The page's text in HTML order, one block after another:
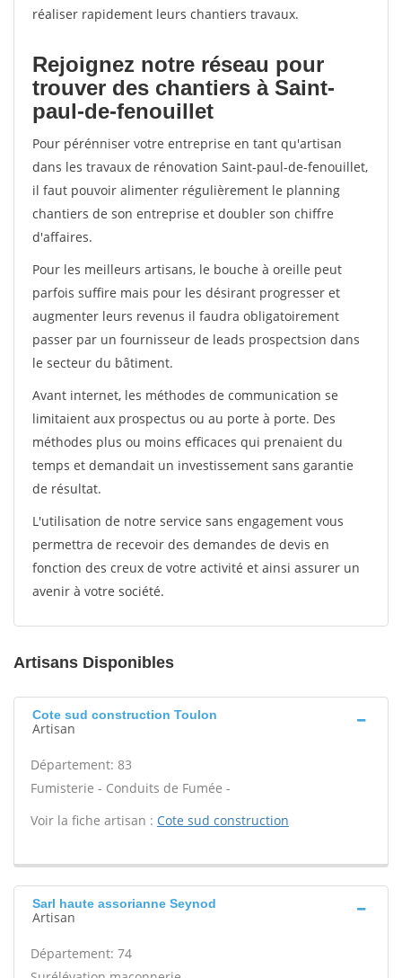
réaliser rapidement leurs chantiers travaux.
Rejoignez notre réseau pour
trouver des chantiers à Saint-
paul-de-fenouillet
Pour pérénniser votre entreprise en tant qu'artisan
dans les travaux de rénovation Saint-paul-de-fenouillet,
il faut pouvoir alimenter régulièrement le planning
chantiers de son entreprise et doubler son chiffre
d'affaires.
Pour les meilleurs artisans, le bouche à oreille peut
parfois suffire mais pour les désirant progresser et
augmenter leurs revenus il faudra obligatoirement
passer par un fournisseur de leads prospectsion dans
le secteur du bâtiment.
Avant internet, les méthodes de communication se
limitaient aux prospectus ou au porte à porte. Des
méthodes plus ou moins efficaces qui prenaient du
temps et demandait un investissement sans garantie
de résultat.
L'utilisation de notre service sans engagement vous
permettra de recevoir des demandes de devis en
fonction des creux de votre activité et ainsi assurer un
avenir à votre société.
Artisans Disponibles
Cote sud construction Toulon
Artisan
Département: 83
Fumisterie - Conduits de Fumée -
Voir la fiche artisan : Cote sud construction
Sarl haute assorianne Seynod
Artisan
Département: 74